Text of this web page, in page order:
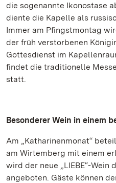
die sogenannte Ikonostase
diente die Kapelle als
Immer am Pfingstmontag
der früh verstorbenen
Gottesdienst im
findet die traditionelle
statt.
Besonderer Wein in einem
Am „Katharinenmonat“
am Wirtemberg mit einem
wird der neue „LIEBE“-
angeboten. Gäste können